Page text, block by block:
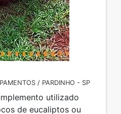
/ PARDINHO - SP
utilizado
de eucaliptos ou